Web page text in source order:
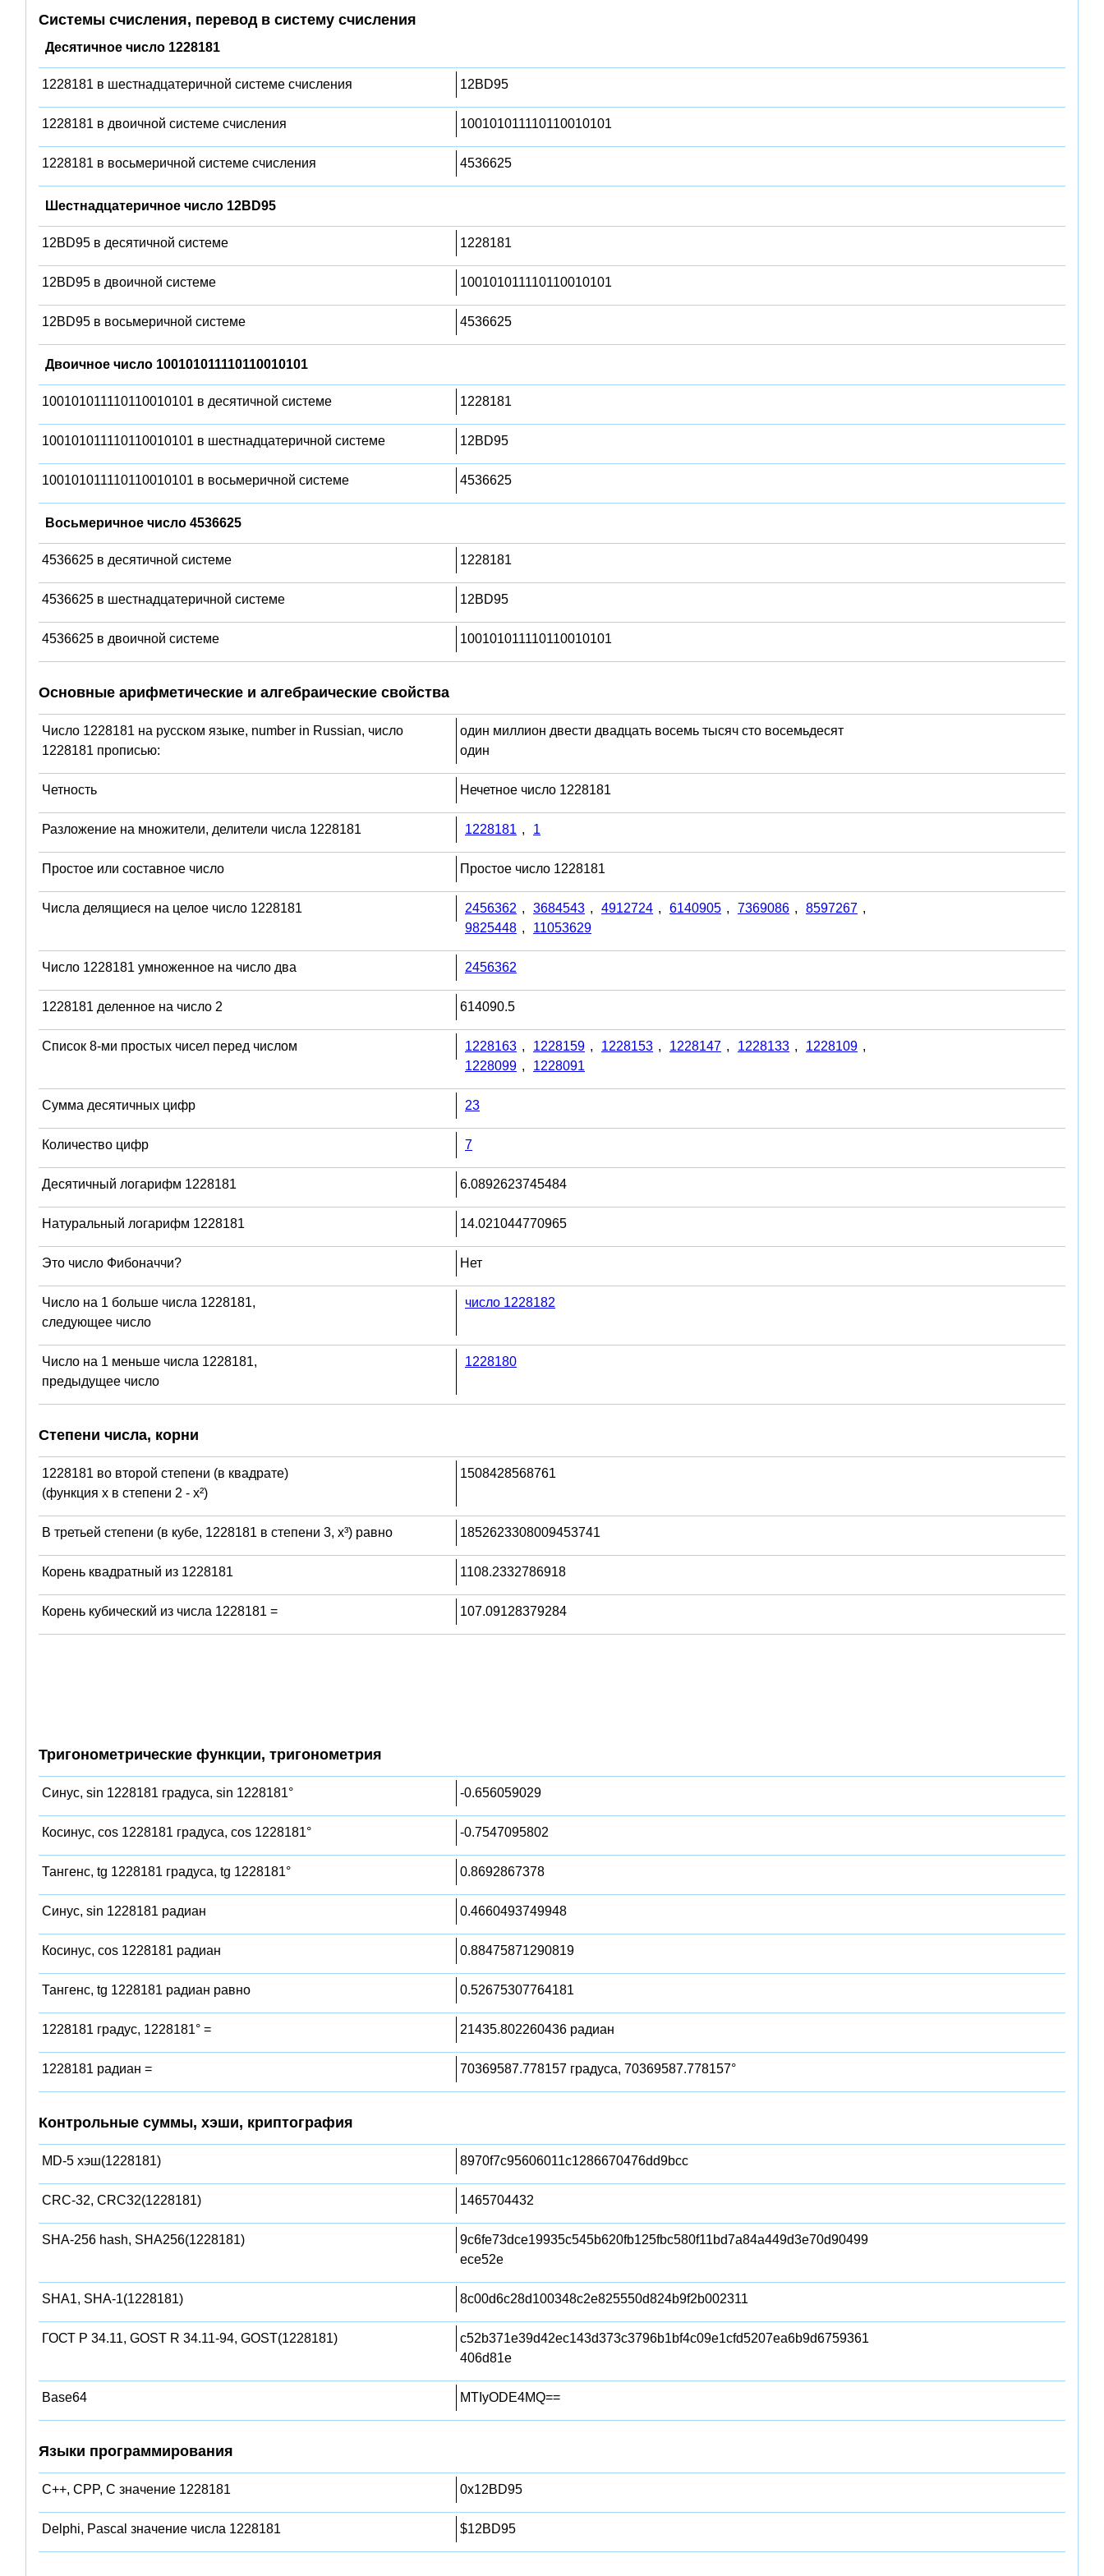
Системы счисления, перевод в систему счисления
Десятичное число 1228181
1228181 в шестнадцатеричной системе счисления 12BD95
1228181 в двоичной системе счисления 100101011110110010101
1228181 в восьмеричной системе счисления 4536625
Шестнадцатеричное число 12BD95
12BD95 в десятичной системе 1228181
12BD95 в двоичной системе 100101011110110010101
12BD95 в восьмеричной системе 4536625
Двоичное число 100101011110110010101
100101011110110010101 в десятичной системе 1228181
100101011110110010101 в шестнадцатеричной системе 12BD95
100101011110110010101 в восьмеричной системе 4536625
Восьмеричное число 4536625
4536625 в десятичной системе 1228181
4536625 в шестнадцатеричной системе 12BD95
4536625 в двоичной системе 100101011110110010101
Основные арифметические и алгебраические свойства
Число 1228181 на русском языке, number in Russian, число
1228181 прописью:
один миллион двести двадцать восемь тысяч сто восемьдесят
один
Четность Нечетное число 1228181
Разложение на множители, делители числа 1228181 1228181 , 1
Простое или составное число Простое число 1228181
Числа делящиеся на целое число 1228181 2456362 , 3684543 , 4912724 , 6140905 , 7369086 , 8597267 ,
9825448 , 11053629
Число 1228181 умноженное на число два 2456362
1228181 деленное на число 2 614090.5
Список 8-ми простых чисел перед числом 1228163 , 1228159 , 1228153 , 1228147 , 1228133 , 1228109 ,
1228099 , 1228091
Сумма десятичных цифр 23
Количество цифр 7
Десятичный логарифм 1228181 6.0892623745484
Натуральный логарифм 1228181 14.021044770965
Это число Фибоначчи? Нет
Число на 1 больше числа 1228181,
следующее число
число 1228182
Число на 1 меньше числа 1228181,
предыдущее число
1228180
Степени числа, корни
1228181 во второй степени (в квадрате)
(функция x в степени 2 - x²)
1508428568761
В третьей степени (в кубе, 1228181 в степени 3, x³) равно 1852623308009453741
Корень квадратный из 1228181 1108.2332786918
Корень кубический из числа 1228181 = 107.09128379284
Тригонометрические функции, тригонометрия
Синус, sin 1228181 градуса, sin 1228181° -0.656059029
Косинус, cos 1228181 градуса, cos 1228181° -0.7547095802
Тангенс, tg 1228181 градуса, tg 1228181° 0.8692867378
Синус, sin 1228181 радиан 0.4660493749948
Косинус, cos 1228181 радиан 0.88475871290819
Тангенс, tg 1228181 радиан равно 0.52675307764181
1228181 градус, 1228181° = 21435.802260436 радиан
1228181 радиан = 70369587.778157 градуса, 70369587.778157°
Контрольные суммы, хэши, криптография
MD-5 хэш(1228181) 8970f7c95606011c1286670476dd9bcc
CRC-32, CRC32(1228181) 1465704432
SHA-256 hash, SHA256(1228181)
9c6fe73dce19935c545b620fb125fbc580f11bd7a84a449d3e70d90499
ece52e
SHA1, SHA-1(1228181) 8c00d6c28d100348c2e825550d824b9f2b002311
ГОСТ Р 34.11, GOST R 34.11-94, GOST(1228181)
c52b371e39d42ec143d373c3796b1bf4c09e1cfd5207ea6b9d6759361
406d81e
Base64 MTIyODE4MQ==
Языки программирования
C++, CPP, C значение 1228181 0x12BD95
Delphi, Pascal значение числа 1228181 $12BD95